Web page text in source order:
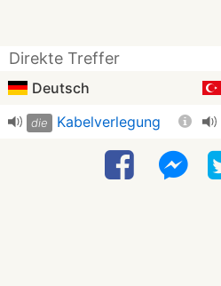
Direkte Treffer
Deutsch
die Kabelverlegung